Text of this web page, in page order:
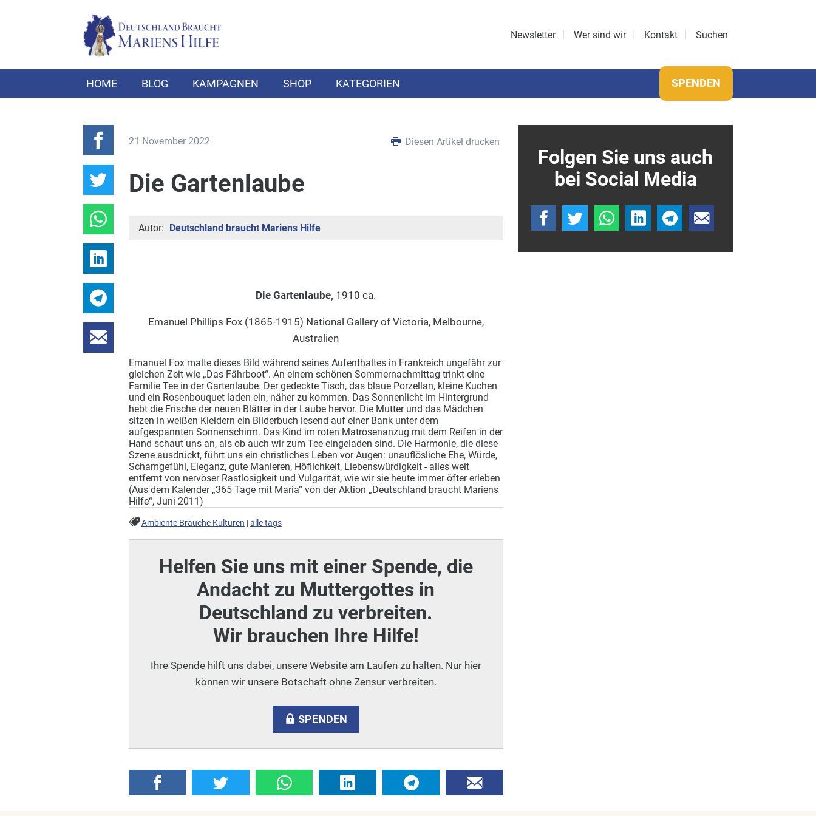
Newsletter Wer sind wir Kontakt Suchen
HOME BLOG KAMPAGNEN SHOP KATEGORIEN SPENDEN
21 November 2022 Diesen Artikel drucken
Die Gartenlaube
Autor: Deutschland braucht Mariens Hilfe
Die Gartenlaube, 1910 ca.
Emanuel Phillips Fox (1865-1915) National Gallery of Victoria, Melbourne,
Australien
Emanuel Fox malte dieses Bild während seines Aufenthaltes in Frankreich ungefähr zur
gleichen Zeit wie „Das Fährboot“. An einem schönen Sommernachmittag trinkt eine
Familie Tee in der Gartenlaube. Der gedeckte Tisch, das blaue Porzellan, kleine Kuchen
und ein Rosenbouquet laden ein, näher zu kommen. Das Sonnenlicht im Hintergrund
hebt die Frische der neuen Blätter in der Laube hervor. Die Mutter und das Mädchen
sitzen in weißen Kleidern ein Bilderbuch lesend auf einer Bank unter dem
aufgespannten Sonnenschirm. Das Kind im roten Matrosenanzug mit dem Reifen in der
Hand schaut uns an, als ob auch wir zum Tee eingeladen sind. Die Harmonie, die diese
Szene ausdrückt, führt uns ein christliches Leben vor Augen: unauflösliche Ehe, Würde,
Schamgefühl, Eleganz, gute Manieren, Höflichkeit, Liebenswürdigkeit - alles weit
entfernt von nervöser Rastlosigkeit und Vulgarität, wie wir sie heute immer öfter erleben
(Aus dem Kalender „365 Tage mit Maria“ von der Aktion „Deutschland braucht Mariens
Hilfe“, Juni 2011)
Ambiente Bräuche Kulturen |alle tags
Helfen Sie uns mit einer Spende, die
Andacht zu Muttergottes in
Deutschland zu verbreiten.
Wir brauchen Ihre Hilfe!
Ihre Spende hilft uns dabei, unsere Website am Laufen zu halten. Nur hier
können wir unsere Botschaft ohne Zensur verbreiten.
SPENDEN
Folgen Sie uns auch
bei Social Media